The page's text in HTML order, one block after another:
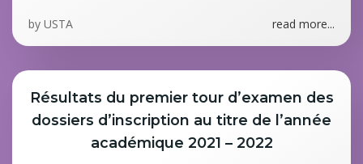
by USTA read more...
Résultats du premier tour d’examen des
dossiers d’inscription au titre de l’année
académique 2021 – 2022